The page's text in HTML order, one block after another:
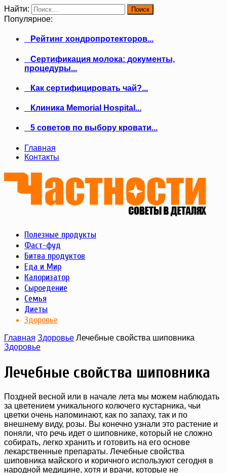
Найти:
Популярное:
Рейтинг хондропротекторов...
Сертификация молока: документы,
процедуры...
Как сертифицировать чай?...
Клиника Memorial Hospital...
5 советов по выбору кровати...
Главная
Контакты
Полезные продукты
Фаст-фуд
Битва продуктов
Еда и Мир
Калоризатор
Сыроедение
Семья
Диеты
Здоровье
Главная Здоровье Лечебные свойства шиповника
Здоровье
Лечебные свойства шиповника
Поздней весной или в начале лета мы можем наблюдать
за цветением уникального колючего кустарника, чьи
цветки очень напоминают, как по запаху, так и по
внешнему виду, розы. Вы конечно узнали это растение и
поняли, что речь идет о шиповнике, который не сложно
собирать, легко хранить и готовить на его основе
лекарственные препараты. Лечебные свойства
шиповника майского и коричного используют сегодня в
народной медицине, хотя и врачи, которые не